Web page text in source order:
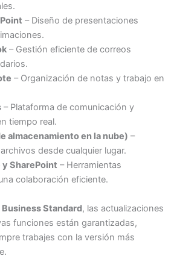
– Diseño de presentaciones
– Gestión eficiente de correos
– Organización de notas y trabajo en
– Plataforma de comunicación y
tiempo real.
almacenamiento en la nube) –
desde cualquier lugar.
y SharePoint – Herramientas
colaboración eficiente.
Standard, las actualizaciones
funciones están garantizadas,
trabajes con la versión más